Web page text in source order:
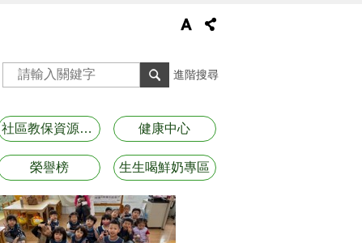
進階搜尋
社區教保資源資訊 健康中心
榮譽榜 生生喝鮮奶專區